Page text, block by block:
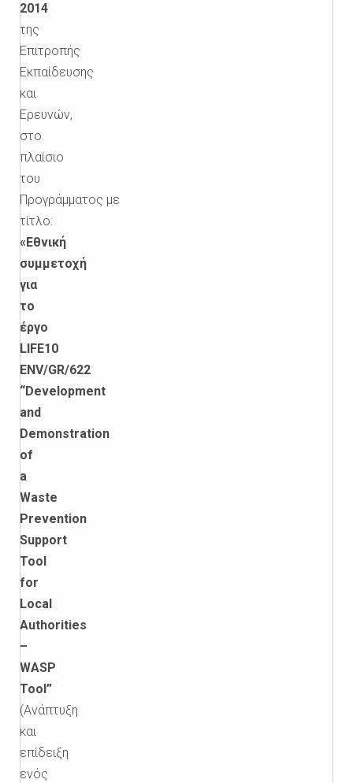
2014
της
Επιτροπής
Εκπαίδευσης
και
Ερευνών,
στο
πλαίσιο
του
Προγράμματος με
τίτλο:
«Εθνική
συμμετοχή
για
το
έργο
LIFE10
ENV/GR/622
“Development
and
Demonstration
of
a
Waste
Prevention
Support
Tool
for
Local
Authorities
–
WASP
Tool”
(Ανάπτυξη
και
επίδειξη
ενός